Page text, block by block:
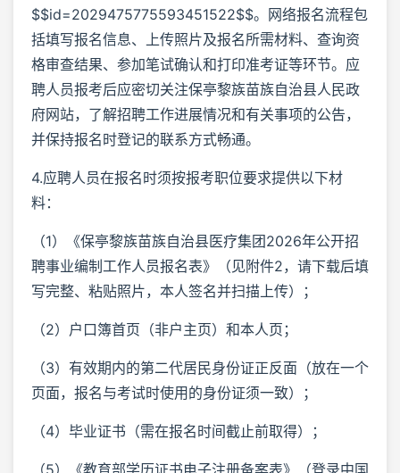
$$id=2029475775593451522$$。网络报名流程包
括填写报名信息、上传照片及报名所需材料、查询资
格审查结果、参加笔试确认和打印准考证等环节。应
聘人员报考后应密切关注保亭黎族苗族自治县人民政
府网站，了解招聘工作进展情况和有关事项的公告，
并保持报名时登记的联系方式畅通。
4.应聘人员在报名时须按报考职位要求提供以下材
料：
（1）《保亭黎族苗族自治县医疗集团2026年公开招
聘事业编制工作人员报名表》（见附件2，请下载后填
写完整、粘贴照片，本人签名并扫描上传）；
（2）户口簿首页（非户主页）和本人页；
（3）有效期内的第二代居民身份证正反面（放在一个
页面，报名与考试时使用的身份证须一致）；
（4）毕业证书（需在报名时间截止前取得）；
（5）《教育部学历证书电子注册备案表》（登录中国